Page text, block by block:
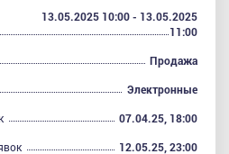
13.05.2025 10:00 - 13.05.2025
11:00
Продажа
Электронные
07.04.25, 18:00
12.05.25, 23:00